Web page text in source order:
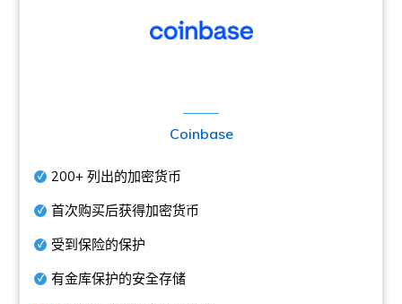
Coinbase
200+ 列出的加密货币
首次购买后获得加密货币
受到保险的保护
有金库保护的安全存储